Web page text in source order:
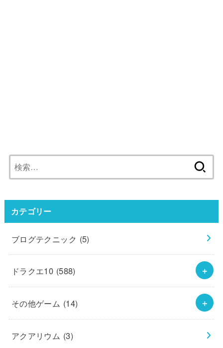
索:
カテゴリー
ブログテクニック (5)
ドラクエ10 (588)
その他ゲーム (14)
アクアリウム (3)